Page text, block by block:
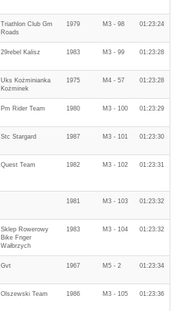
Triathlon Club Gm
Roads
1979 M3 - 98 01:23:24
29rebel Kalisz 1983 M3 - 99 01:23:28
Uks Kożminianka
Kożminek
1975 M4 - 57 01:23:28
Pm Rider Team 1980 M3 - 100 01:23:29
Stc Stargard 1987 M3 - 101 01:23:30
Quest Team 1982 M3 - 102 01:23:31
1981 M3 - 103 01:23:32
Sklep Rowerowy
Bike Fnger
Wałbrzych
1983 M3 - 104 01:23:32
Gvt 1967 M5 - 2 01:23:34
Olszewski Team 1986 M3 - 105 01:23:36